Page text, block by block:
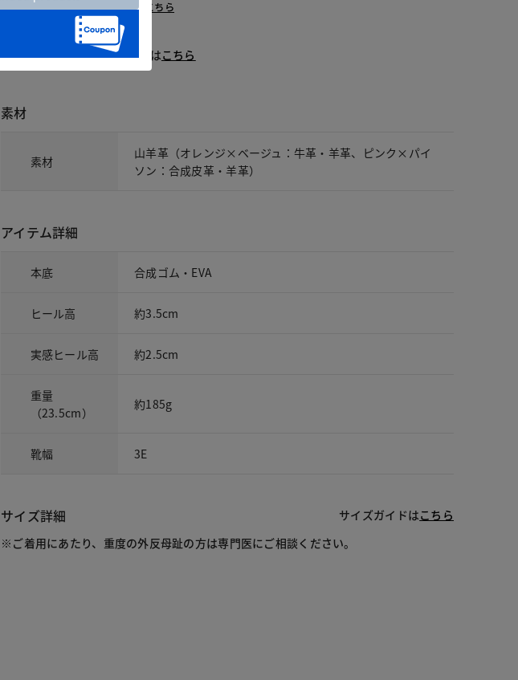
1週間前後でお届け： 詳しくは
こちら
商品についてのお問い合わせはこちら
素材
素材
山羊革（オレンジ×ベージュ：牛革・羊革、ピンク×パイ
ソン：合成皮革・羊革）
アイテム詳細
本底 合成ゴム・EVA
ヒール高 約3.5cm
実感ヒール高 約2.5cm
重量
（23.5cm）
約185g
靴幅 3E
サイズ詳細 サイズガイドはこちら
※ご着用にあたり、重度の外反母趾の方は専門医にご相談ください。